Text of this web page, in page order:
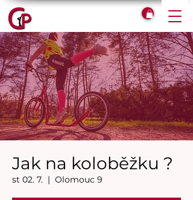
Jak na koloběžku ?
st 02. 7.
  |
Olomouc 9